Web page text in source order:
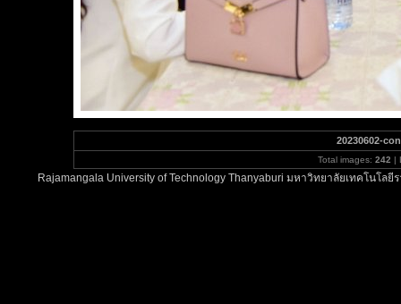
20230602-
Total images: 242 |
Rajamangala University of Technology Thanyaburi มหาวิทยาลัยเทคโน